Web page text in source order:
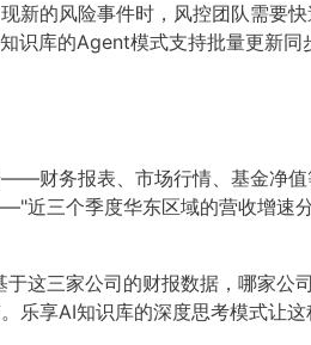
新的风险事件时，风控团队需要
识库的Agent模式支持批量更新
财务报表、市场行情、基金净
近三个季度华东区域的营收增速
这三家公司的财报数据，哪家公
乐享AI知识库的深度思考模式让这